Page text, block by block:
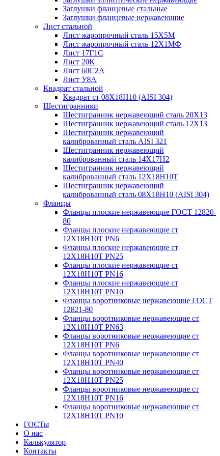
Заглушки фланцевые стальные
Заглушки фланцевые нержавеющие
Лист стальной
Лист жаропрочный сталь 15Х5М
Лист жаропрочный сталь 12Х1МФ
Лист 17Г1С
Лист 20К
Лист 60С2А
Лист У8А
Квадрат стальной
Квадрат ст 08Х18Н10 (AISI 304)
Шестигранники
Шестигранник нержавеющий сталь 20Х13
Шестигранник нержавеющий сталь 12Х13
Шестигранник нержавеющий
калиброванный сталь AISI 321
Шестигранник нержавеющий
калиброванный сталь 14Х17Н2
Шестигранник нержавеющий
калиброванный сталь 12Х18Н10Т
Шестигранник нержавеющий
калиброванный сталь 08Х18Н10 (AISI 304)
Фланцы
Фланцы плоские нержавеющие ГОСТ 12820-
80
Фланцы плоские нержавеющие ст
12Х18Н10Т PN6
Фланцы плоские нержавеющие ст
12Х18Н10Т PN25
Фланцы плоские нержавеющие ст
12Х18Н10Т PN16
Фланцы плоские нержавеющие ст
12Х18Н10Т PN10
Фланцы воротниковые нержавеющие ГОСТ
12821-80
Фланцы воротниковые нержавеющие ст
12Х18Н10Т PN63
Фланцы воротниковые нержавеющие ст
12Х18Н10Т PN6
Фланцы воротниковые нержавеющие ст
12Х18Н10Т PN40
Фланцы воротниковые нержавеющие ст
12Х18Н10Т PN25
Фланцы воротниковые нержавеющие ст
12Х18Н10Т PN16
Фланцы воротниковые нержавеющие ст
12Х18Н10Т PN10
ГОСТы
О нас
Калькулятор
Контакты